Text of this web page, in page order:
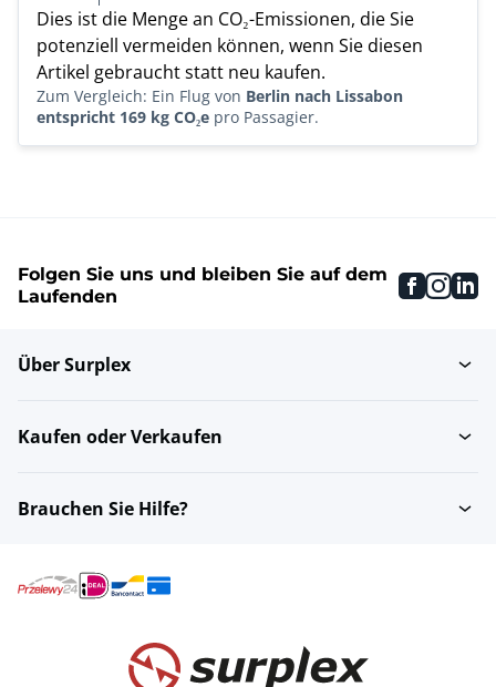
Dies ist die Menge an CO₂-Emissionen, die Sie
potenziell vermeiden können, wenn Sie diesen
Artikel gebraucht statt neu kaufen.
Zum Vergleich: Ein Flug von Berlin nach Lissabon
entspricht 169 kg CO₂e pro Passagier.
Folgen Sie uns und bleiben Sie auf dem
Laufenden
Über Surplex
Kaufen oder Verkaufen
Brauchen Sie Hilfe?